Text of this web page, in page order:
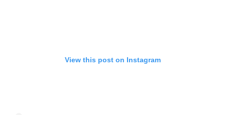
View this post on Instagram